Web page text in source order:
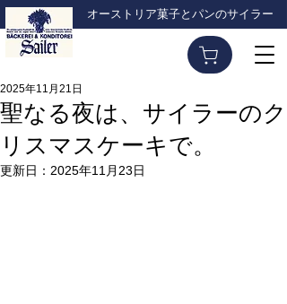
オーストリア菓子とパンのサイラー
聖なる夜は、サイラーのク
リスマスケーキで。
2025年11月21日
更新日： 2025年11月23日